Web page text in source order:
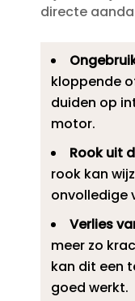
directe
kloppende
duiden op
motor.​
Rook uit
rook kan
onvolledige
Verlies
meer zo
kan dit een
goed werkt.​